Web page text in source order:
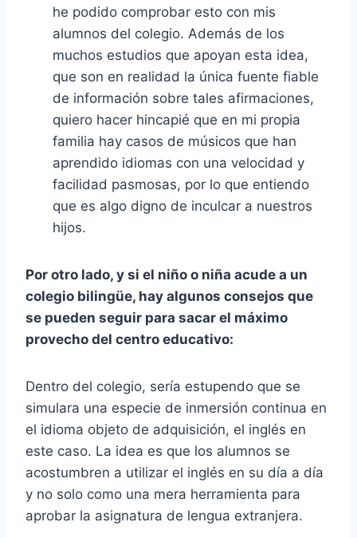
he podido comprobar esto con mis
alumnos del colegio. Además de los
muchos estudios que apoyan esta idea,
que son en realidad la única fuente fiable
de información sobre tales afirmaciones,
quiero hacer hincapié que en mi propia
familia hay casos de músicos que han
aprendido idiomas con una velocidad y
facilidad pasmosas, por lo que entiendo
que es algo digno de inculcar a nuestros
hijos.
Por otro lado, y si el niño o niña acude a un
colegio bilingüe, hay algunos consejos que
se pueden seguir para sacar el máximo
provecho del centro educativo:
Dentro del colegio, sería estupendo que se
simulara una especie de inmersión continua en
el idioma objeto de adquisición, el inglés en
este caso. La idea es que los alumnos se
acostumbren a utilizar el inglés en su día a día
y no solo como una mera herramienta para
aprobar la asignatura de lengua extranjera.